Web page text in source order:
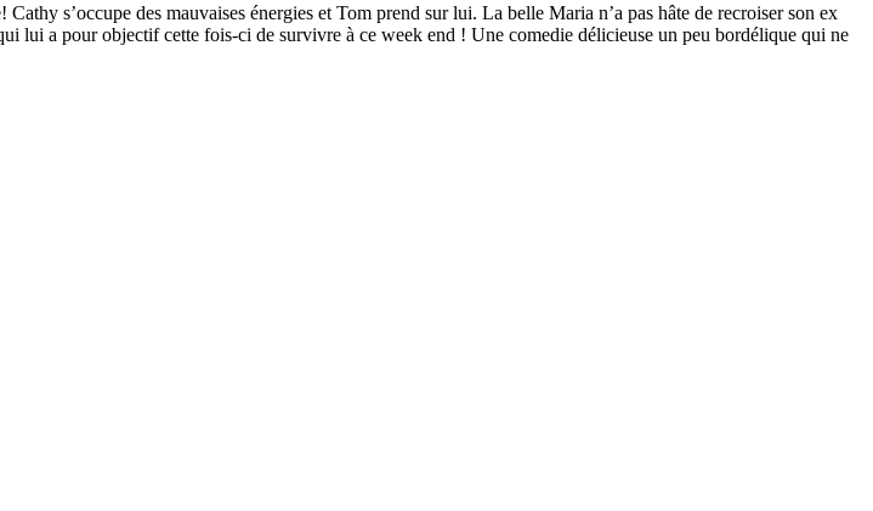
s’occupe des mauvaises énergies et Tom prend sur lui. La belle Maria n’a pas hâte de recroiser son ex
lui a pour objectif cette fois-ci de survivre à ce week end ! Une comedie délicieuse un peu bordélique qui ne